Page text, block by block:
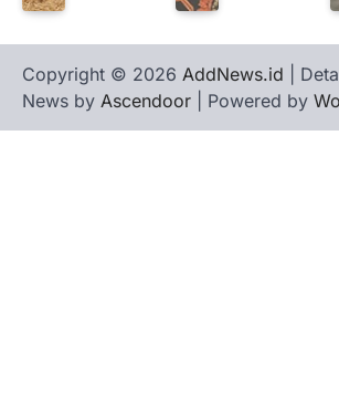
Copyright © 2026 AddNews.id |
News by Ascendoor | Powered by